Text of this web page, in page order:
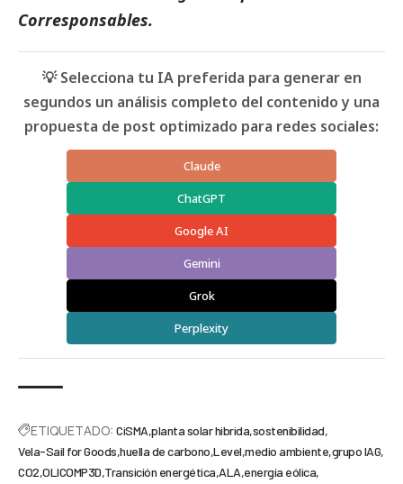
Corresponsables.
💡 Selecciona tu IA preferida para generar en
segundos un análisis completo del contenido y una
propuesta de post optimizado para redes sociales:
Claude
ChatGPT
Google AI
Gemini
Grok
Perplexity
ETIQUETADO: CiSMA planta solar hibrida sostenibilidad
Vela-Sail for Goods huella de carbono Level medio ambiente grupo IAG
CO2 OLICOMP3D Transición energética ALA energía eólica